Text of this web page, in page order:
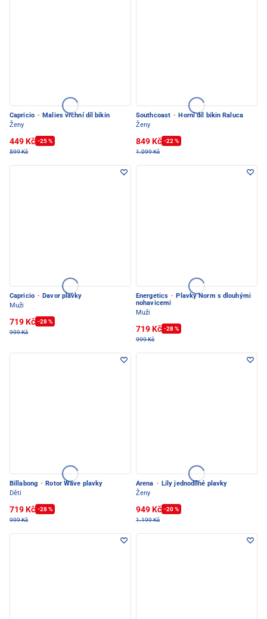
Capricio · Malies vrchní díl bikin
Ženy
449 Kč -25 %
599 Kč
Southcoast · Horní díl bikin Raluca
Ženy
849 Kč -22 %
1.099 Kč
Capricio · Davor plavky
Muži
719 Kč -28 %
999 Kč
Energetics · Plavky Norm s dlouhými
nohavicemi
Muži
719 Kč -28 %
999 Kč
Billabong · Rotor Wave plavky
Děti
719 Kč -28 %
999 Kč
Arena · Lily jednodílné plavky
Ženy
949 Kč -20 %
1.199 Kč